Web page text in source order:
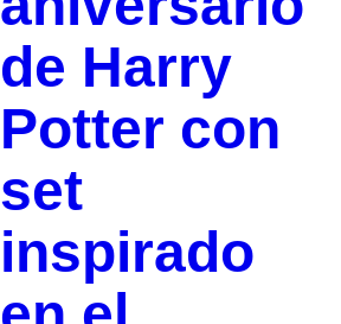
de Harry
Potter con
set
inspirado